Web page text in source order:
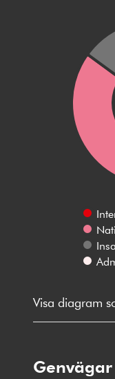
Visa diagram
Genvägar